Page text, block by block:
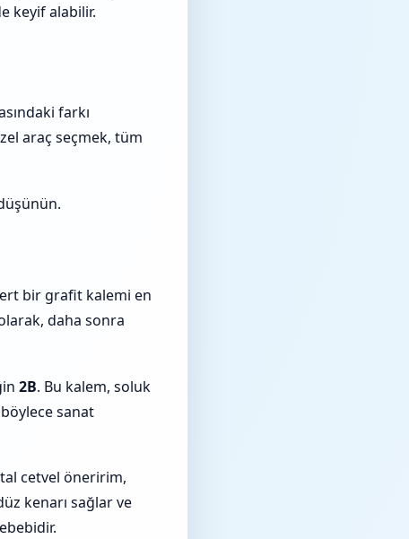
keyif alabilir.
farkı
araç seçmek, tüm
bir grafit kalemi en
daha sonra
2B. Bu kalem, soluk
sanat
cetvel öneririm,
kenarı sağlar ve